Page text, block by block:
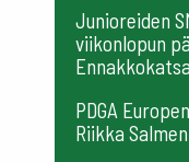
Junioreiden
viikonlopun
PDGA
Riikka Salmen